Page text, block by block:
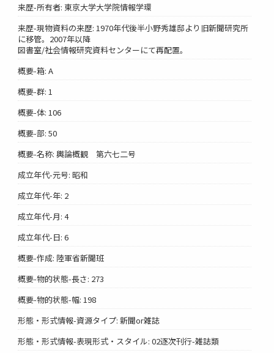
来歴-所有者: 東京大学大学院情報学環
来歴-現物資料の来歴: 1970年代後半小野秀雄邸より旧新聞研究所
に移管。2007年以降
図書室/社会情報研究資料センターにて再配置。
概要-箱: A
概要-群: 1
概要-体: 106
概要-部: 50
概要-名称: 輿論概観 第六七二号
成立年代-元号: 昭和
成立年代-年: 2
成立年代-月: 4
成立年代-日: 6
概要-作成: 陸軍省新聞班
概要-物的状態-長さ: 273
概要-物的状態-幅: 198
形態・形式情報-資源タイプ: 新聞or雑誌
形態・形式情報-表現形式・スタイル: 02逐次刊行-雑誌類